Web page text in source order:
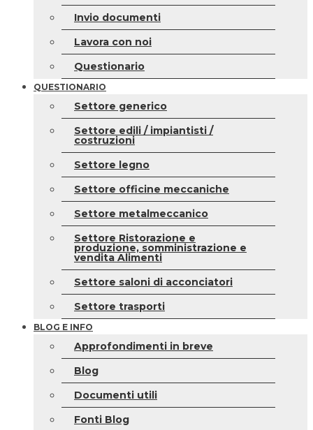
Invio documenti
Lavora con noi
Questionario
QUESTIONARIO
Settore generico
Settore edili / impiantisti /
costruzioni
Settore legno
Settore officine meccaniche
Settore metalmeccanico
Settore Ristorazione e
produzione, somministrazione e
vendita Alimenti
Settore saloni di acconciatori
Settore trasporti
BLOG E INFO
Approfondimenti in breve
Blog
Documenti utili
Fonti Blog